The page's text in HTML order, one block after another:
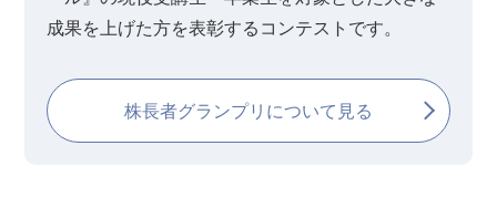
成果を上げた方を表彰するコンテストです。
株長者グランプリについて見る